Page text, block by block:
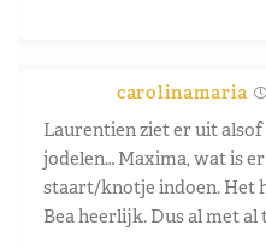
carolinamaria
Laurentien ziet er uit
jodelen… Maxima, wat is
staart/knotje indoen. Het
Bea heerlijk. Dus al met al